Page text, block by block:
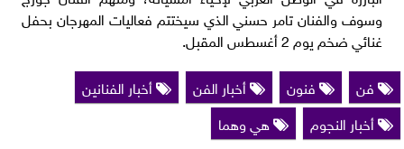
وسوف والفنان تامر حسني الذي سيختتم فعاليات المهرجان بحفل
غنائي ضخم يوم 2 أغسطس المقبل.
فن
فنون أخبار الفن
أخبار الفنانين
أخبار النجوم
هي وهما